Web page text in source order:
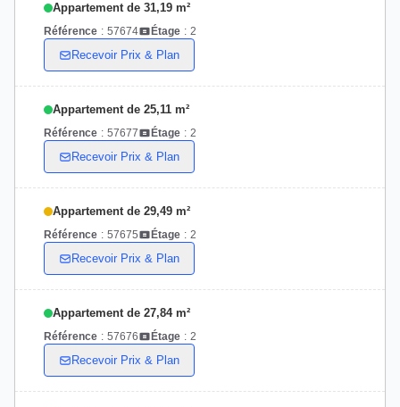
Appartement de 31,19 m²
Référence : 57674 Étage : 2
Recevoir Prix & Plan
Appartement de 25,11 m²
Référence : 57677 Étage : 2
Recevoir Prix & Plan
Appartement de 29,49 m²
Référence : 57675 Étage : 2
Recevoir Prix & Plan
Appartement de 27,84 m²
Référence : 57676 Étage : 2
Recevoir Prix & Plan